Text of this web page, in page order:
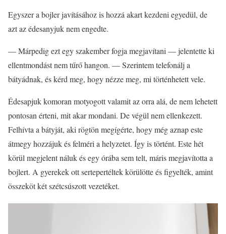
Egyszer a bojler javításához is hozzá akart kezdeni egyedül, de
azt az édesanyjuk nem engedte.
— Márpedig ezt egy szakember fogja megjavítani — jelentette ki
ellentmondást nem tűrő hangon. — Szerintem telefonálj a
bátyádnak, és kérd meg, hogy nézze meg, mi történhetett vele.
Édesapjuk komoran motyogott valamit az orra alá, de nem lehetett
pontosan érteni, mit akar mondani. De végül nem ellenkezett.
Felhívta a bátyját, aki rögtön megígérte, hogy még aznap este
átmegy hozzájuk és felméri a helyzetet. Így is történt. Este hét
körül megjelent náluk és egy órába sem telt, máris megjavította a
bojlert. A gyerekek ott sertepertéltek körülötte és figyelték, amint
összeköt két szétcsúszott vezetéket.